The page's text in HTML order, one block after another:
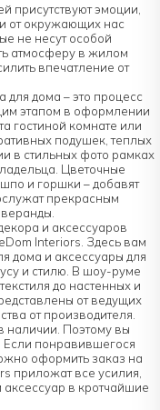
присутствуют эмоции,
от окружающих нас
не несут особой
атмосферу в жилом
впечатление от
для дома – это процесс
этапом в оформлении
гостиной комнате или
подушек, теплых
в стильных фото рамках
Цветочные
и горшки – добавят
прекрасным
и аксессуаров
Interiors. Здесь вам
дома и аксессуары для
и стилю. В шоу-руме
до настенных и
от ведущих
от производителя.
наличии. Поэтому вы
Если понравившегося
оформить заказ на
приложат все усилия,
в кротчайшие